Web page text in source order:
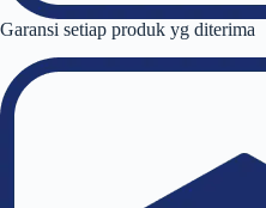
Garansi setiap produk yg diterima